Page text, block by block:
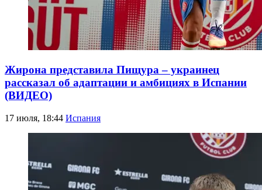
Жирона представила Пищура – украинец
рассказал об адаптации и амбициях в Испании
(ВИДЕО)
17 июля, 18:44 Испания